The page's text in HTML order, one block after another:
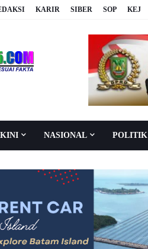
KARIR SIBER SOP KEJ
NASIONAL POLITIK